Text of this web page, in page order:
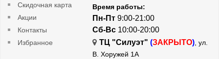
Скидочная карта
Акции
Контакты
Избранное
Время работы:
Пн-Пт 9:00-21:00
Сб-Вс 10:00-20:00
ТЦ "Силуэт" (ЗАКРЫТО), ул.
В. Хоружей 1А